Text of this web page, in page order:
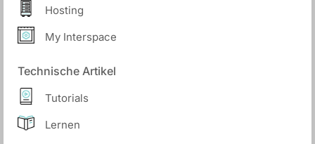
Hosting
My Interspace
Technische Artikel
Tutorials
Lernen